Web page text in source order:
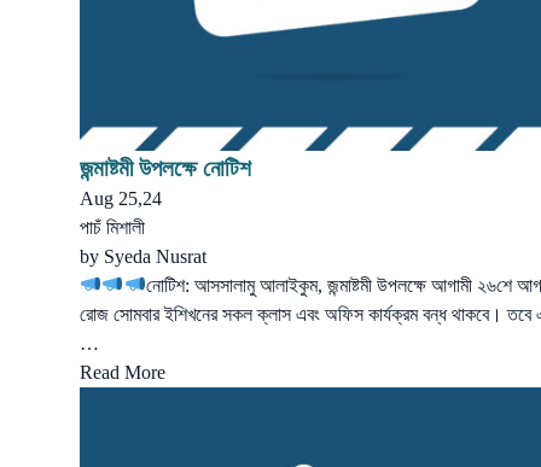
জন্মাষ্টমী উপলক্ষে নোটিশ
Aug 25,24
পাচঁ মিশালী
by Syeda Nusrat
নোটিশ: আসসালামু আলাইকুম, জন্মাষ্টমী উপলক্ষে আগামী ২৬শে
রোজ সোমবার ইশিখনের সকল ক্লাস এবং অফিস কার্যক্রম বন্ধ থাকবে। তবে
…
Read More